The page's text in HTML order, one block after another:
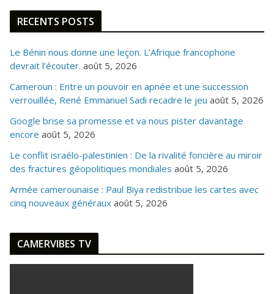
RECENTS POSTS
Le Bénin nous donne une leçon. L’Afrique francophone
devrait l’écouter. août 5, 2026
Cameroun : Entre un pouvoir en apnée et une succession
verrouillée, René Emmanuel Sadi recadre le jeu août 5, 2026
Google brise sa promesse et va nous pister davantage
encore août 5, 2026
Le conflit israélo-palestinien : De la rivalité foncière au miroir
des fractures géopolitiques mondiales août 5, 2026
Armée camerounaise : Paul Biya redistribue les cartes avec
cinq nouveaux généraux août 5, 2026
CAMERVIBES TV